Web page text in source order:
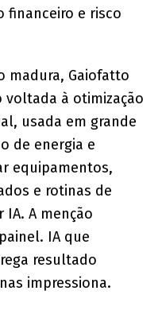
financeiro e risco
madura, Gaiofatto
voltada à otimização
usada em grande
de energia e
equipamentos,
e rotinas de
A menção
IA que
resultado
impressiona.